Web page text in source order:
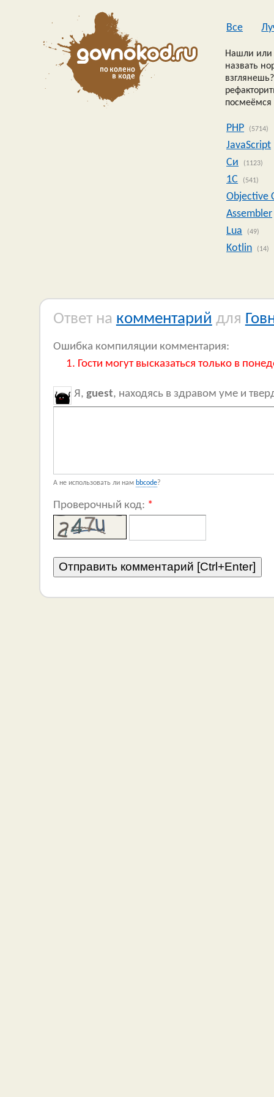
Все
Нашли или
назвать
посмеёмся
PHP (5714)
JavaScript
Си
(1123)
1C (541)
Objective
Assembler
Lua
(49)
Kotlin (14)
Ответ на комментарий для
Ошибка компиляции комментария:
Гости могут высказаться только в
Я, guest, находясь в здравом уме и
А не использовать ли нам bbcode?
Проверочный код: *